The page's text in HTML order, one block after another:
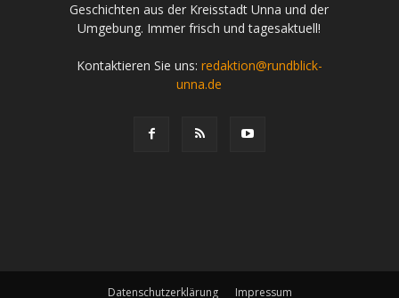
Geschichten aus der Kreisstadt Unna und der
Umgebung. Immer frisch und tagesaktuell!
Kontaktieren Sie uns: redaktion@rundblick-
unna.de
Datenschutzerklärung Impressum